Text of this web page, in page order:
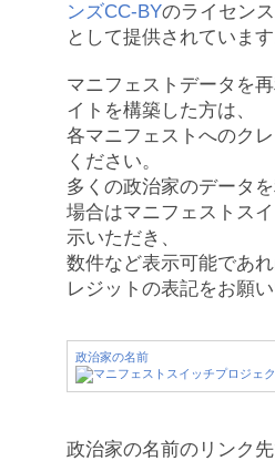
ンズCC-BYのライセン
として提供されています
マニフェストデータを
イトを構築した方は、
各マニフェストへのク
ください。
多くの政治家のデータ
場合はマニフェストス
示いただき、
数件など表示可能であ
レジットの表記をお願い
政治家の名前
政治家の名前のリンク